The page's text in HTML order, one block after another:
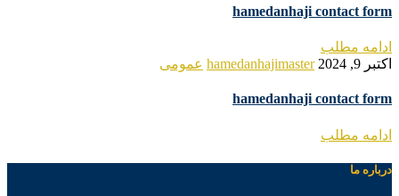
hamedanhaji contact form
ادامه مطلب
اکتبر 9, 2024
hamedanhajimaster عمومی
hamedanhaji contact form
ادامه مطلب
درباره ما